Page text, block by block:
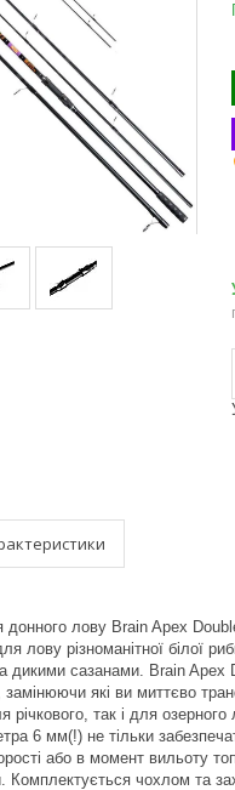
лову Brain Apex
лову різноманітної білої
дикими сазанами. Brain Apex
замінюючи які ви миттєво
річкового, так і для
6 мм(!) не тільки
або в момент вильоту
Комплектується чохлом та